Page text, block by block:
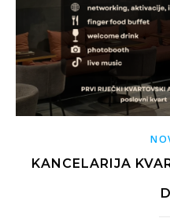
KANCELARIJA